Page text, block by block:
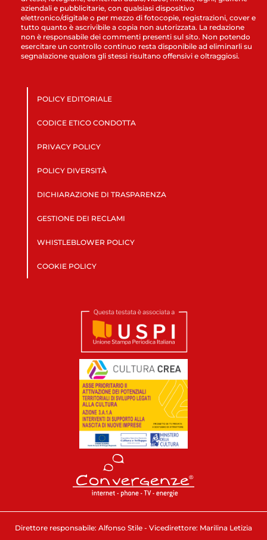
aziendali e pubblicitarie, con qualsiasi dispositivo
elettronico/digitale o per mezzo di fotocopie, registrazioni, cover e
tutto quanto è ascrivibile a copia non autorizzata. La redazione
non è responsabile dei commenti presenti sul sito. Non potendo
esercitare un controllo continuo resta disponibile ad eliminarli su
segnalazione qualora gli stessi risultano offensivi e oltraggiosi.
POLICY EDITORIALE
CODICE ETICO CONDOTTA
PRIVACY POLICY
POLICY DIVERSITÀ
DICHIARAZIONE DI TRASPARENZA
GESTIONE DEI RECLAMI
WHISTLEBLOWER POLICY
COOKIE POLICY
Direttore responsabile: Alfonso Stile - Vicedirettore: Marilina Letizia